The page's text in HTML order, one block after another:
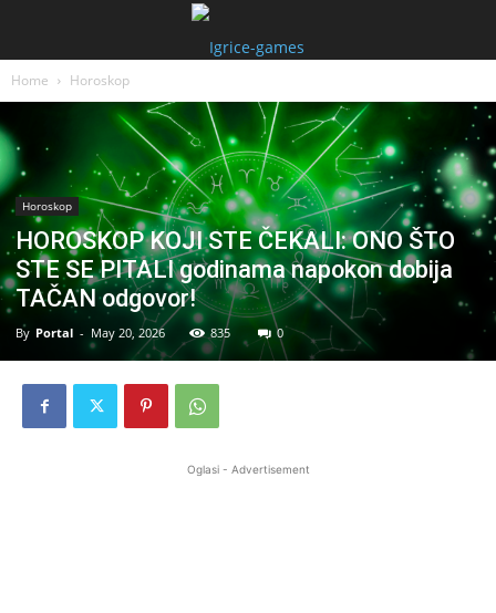
Home Horoskop
Horoskop
HOROSKOP KOJI STE ČEKALI: ONO ŠTO
STE SE PITALI godinama napokon dobija
TAČAN odgovor!
By Portal - May 20, 2026 835 0
Oglasi - Advertisement